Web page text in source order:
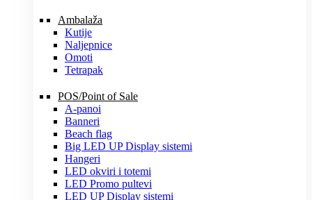
Ambalaža
Kutije
Naljepnice
Omoti
Tetrapak
POS/Point of Sale
A-panoi
Banneri
Beach flag
Big LED UP Display sistemi
Hangeri
LED okviri i totemi
LED Promo pultevi
LED UP Display sistemi